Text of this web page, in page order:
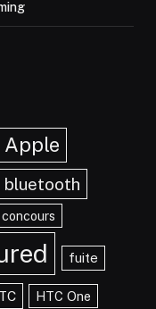
Apple
bluetooth
concours
fuite
HTC One